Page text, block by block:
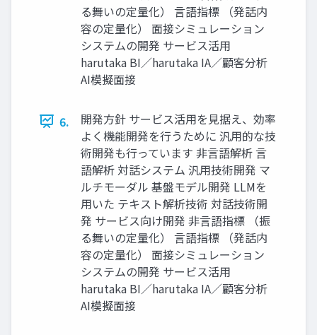
る舞いの定量化） 言語指標 （発話内
容の定量化） 面接シミュレーション
システムの開発 サービス活用
harutaka BI／harutaka IA／顧客分析
AI模擬面接
6.
開発方針 サービス活用を見据え、効率
よく機能開発を行うために 汎用的な技
術開発も行っています 非言語解析 言
語解析 対話システム 汎用技術開発 マ
ルチモーダル 基盤モデル開発 LLMを
用いた テキスト解析技術 対話技術開
発 サービス向け開発 非言語指標 （振
る舞いの定量化） 言語指標 （発話内
容の定量化） 面接シミュレーション
システムの開発 サービス活用
harutaka BI／harutaka IA／顧客分析
AI模擬面接